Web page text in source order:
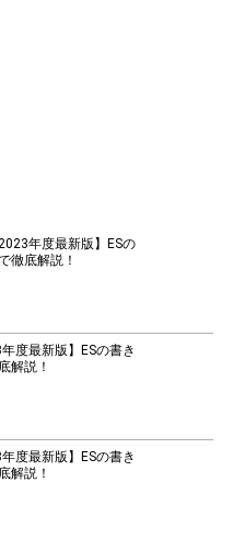
年度最新版】ESの
徹底解説！
度最新版】ESの書き
解説！
度最新版】ESの書き
解説！